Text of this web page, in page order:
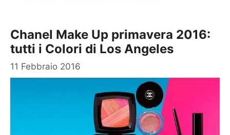
Chanel Make Up primavera 2016:
tutti i Colori di Los Angeles
11 Febbraio 2016